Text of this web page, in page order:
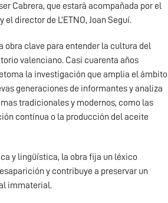
Cabrera, que estarà acompañada por el
director de L’ETNO, Joan Seguí.
obra clave para entender la cultura del
valenciano. Casi cuarenta años
la investigación que amplia el ámbito
generaciones de informantes y analiza
tradicionales y modernos, como las
contínua o la producción del aceite
y lingüística, la obra fija un léxico
y contribuye a preservar un
immaterial.